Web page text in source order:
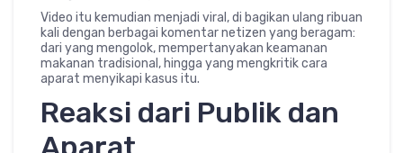
Video itu kemudian menjadi viral, di bagikan ulang ribuan
kali dengan berbagai komentar netizen yang beragam:
dari yang mengolok, mempertanyakan keamanan
makanan tradisional, hingga yang mengkritik cara
aparat menyikapi kasus itu.
Reaksi dari Publik dan